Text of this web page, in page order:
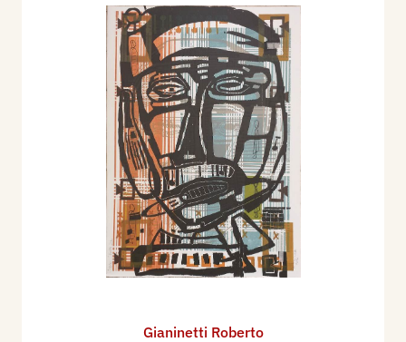
Gianinetti Roberto